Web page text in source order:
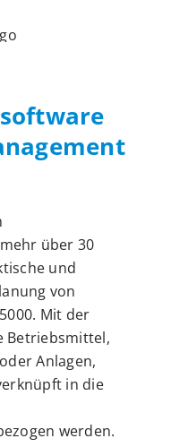
über 30
und
von
Mit der
Betriebsmittel,
Anlagen,
in die
werden.